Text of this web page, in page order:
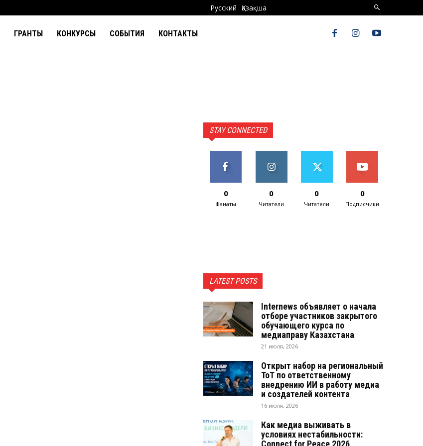
Русский Қазақша
ГРАНТЫ КОНКУРСЫ СОБЫТИЯ КОНТАКТЫ
STAY CONNECTED
0
Фанаты
0
Читатели
0
Читатели
0
Подписчики
LATEST POSTS
Internews объявляет о начала
отборе участников закрытого
обучающего курса по
медиаправу Казахстана
21 июля, 2026
Открыт набор на региональный
ТоТ по ответственному
внедрению ИИ в работу медиа
и создателей контента
16 июля, 2026
Как медиа выживать в
условиях нестабильности:
Connect for Peace 2026